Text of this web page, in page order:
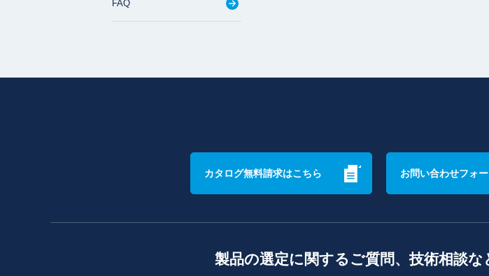
FAQ
カタログ無料請求はこちら お問い合わせフォ
製品の選定に関するご質問、技術相談